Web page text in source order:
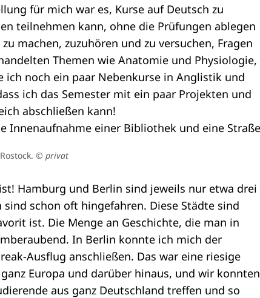
für mich war es, Kurse auf Deutsch zu
teilnehmen kann, ohne die Prüfungen ablegen
machen, zuzuhören und zu versuchen, Fragen
Themen wie Anatomie und Physiologie,
noch ein paar Nebenkurse in Anglistik und
ich das Semester mit ein paar Projekten und
abschließen kann!
© privat
Hamburg und Berlin sind jeweils nur etwa drei
schon oft hingefahren. Diese Städte sind
ist. Die Menge an Geschichte, die man in
In Berlin konnte ich mich der
Ausflug anschließen. Das war eine riesige
Europa und darüber hinaus, und wir konnten
aus ganz Deutschland treffen und so